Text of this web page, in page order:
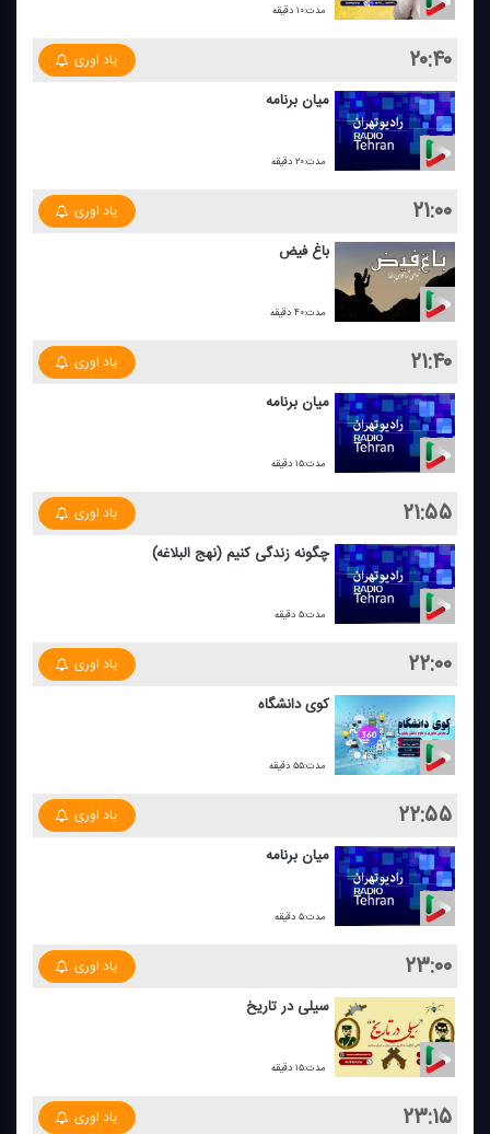
مدت:۱۰ دقیقه
۲۰:۴۰ یاد اوری
میان برنامه
مدت:۲۰ دقیقه
۲۱:۰۰ یاد اوری
باغ فیض
مدت:۴۰ دقیقه
۲۱:۴۰ یاد اوری
میان برنامه
مدت:۱۵ دقیقه
۲۱:۵۵ یاد اوری
چگونه زندگی كنیم (نهج البلاغه)
مدت:۵ دقیقه
۲۲:۰۰ یاد اوری
كوی دانشگاه
مدت:۵۵ دقیقه
۲۲:۵۵ یاد اوری
میان برنامه
مدت:۵ دقیقه
۲۳:۰۰ یاد اوری
سیلی در تاریخ
مدت:۱۵ دقیقه
۲۳:۱۵ یاد اوری